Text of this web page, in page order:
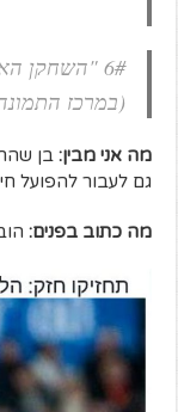
6# "השחקן האהוב בנגב עוזב ל
(במרכז
מה אני מבין: בן
גם לעבור להפועל
מה כתוב בפנים: